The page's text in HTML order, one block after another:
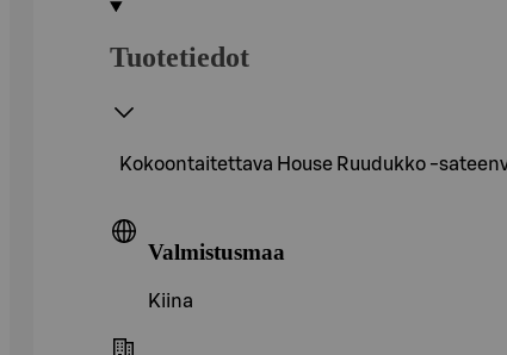
Tuotetiedot
Kokoontaitettava House Ruudukko -
Valmistusmaa
Kiina